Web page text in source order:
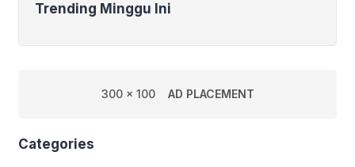
Trending Minggu Ini
300 x 100 AD PLACEMENT
Categories